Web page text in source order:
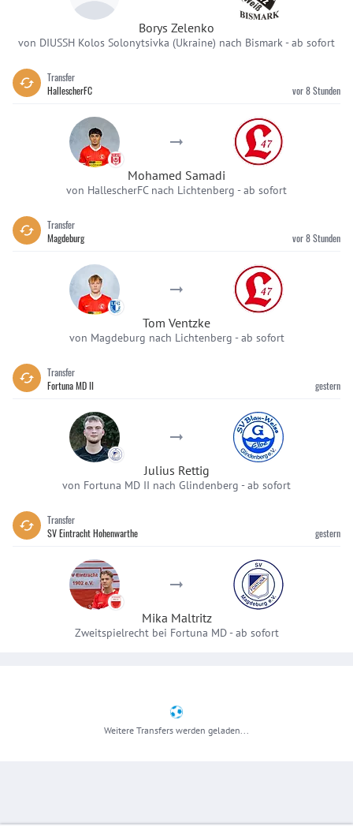
Borys Zelenko
von DIUSSH Kolos Solonytsivka (Ukraine) nach Bismark-ab sofort
Transfer
HallescherFC
vor 8 Stunden
Mohamed Samadi
von HallescherFC nach Lichtenberg -ab sofort
Transfer
Magdeburg
vor 8 Stunden
Tom Ventzke
von Magdeburg nach Lichtenberg -ab sofort
Transfer
Fortuna MD II
gestern
Julius Rettig
von Fortuna MD II nach Glindenberg -ab sofort
Transfer
SV Eintracht Hohenwarthe
gestern
Mika Maltritz
Zweitspielrecht bei Fortuna MD-ab sofort
Weitere Transfers werden geladen...